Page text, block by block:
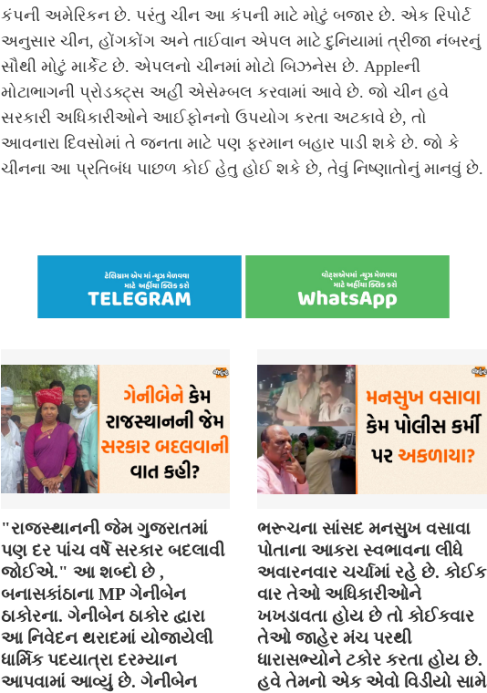
કંપની અમેરિકન છે. પરંતુ ચીન આ કંપની માટે મોટું બજાર છે. એક રિપોર્ટ
અનુસાર ચીન, હોંગકોંગ અને તાઈવાન એપલ માટે દુનિયામાં ત્રીજા નંબરનું
સૌથી મોટું માર્કેટ છે. એપલનો ચીનમાં મોટો બિઝનેસ છે. Appleની
મોટાભાગની પ્રોડક્ટ્સ અહીં એસેમ્બલ કરવામાં આવે છે. જો ચીન હવે
સરકારી અધિકારીઓને આઈફોનનો ઉપયોગ કરતા અટકાવે છે, તો
આવનારા દિવસોમાં તે જનતા માટે પણ ફરમાન બહાર પાડી શકે છે. જો કે
ચીનના આ પ્રતિબંધ પાછળ કોઈ હેતુ હોઈ શકે છે, તેવું નિષ્ણાતોનું માનવું છે.
"રાજસ્થાનની જેમ ગુજરાતમાં
પણ દર પાંચ વર્ષે સરકાર બદલાવી
જોઈએ." આ શબ્દો છે ,
બનાસકાંઠાના MP ગેનીબેન
ઠાકોરના. ગેનીબેન ઠાકોર દ્વારા
આ નિવેદન થરાદમાં યોજાયેલી
ધાર્મિક પદયાત્રા દરમ્યાન
આપવામાં આવ્યું છે. ગેનીબેન
ભરૂચના સાંસદ મનસુખ વસાવા
પોતાના આકરા સ્વભાવના લીધે
અવારનવાર ચર્ચામાં રહે છે. કોઈક
વાર તેઓ અધિકારીઓને
ખખડાવતા હોય છે તો કોઈકવાર
તેઓ જાહેર મંચ પરથી
ધારાસભ્યોને ટકોર કરતા હોય છે.
હવે તેમનો એક એવો વિડીયો સામે